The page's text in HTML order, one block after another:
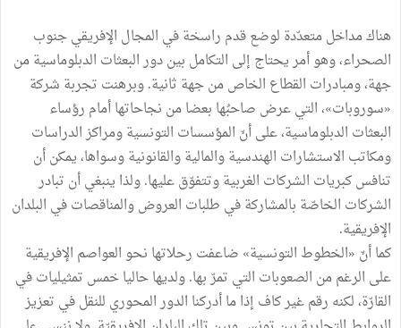
هناك مداخل متعدّدة لوضع قدم راسخة في المجال الإفريقي جنوب
الصحراء، وهو أمر يحتاج إلى التكامل بين دور البعثات الدبلوماسية من
جهة، ومبادرات القطاع الخاص من جهة ثانية. وبرهنت تجربة شركة
«سوروبات»، التي عرض صاحبُها بعضا من نجاحاتها أمام رؤساء
البعثات الدبلوماسية، على أنّ المؤسسات التونسية ومراكز الدراسات
ومكاتب الاستشارات الهندسية والمالية والقانونية وسواها، يمكن أن
تنافس كبريات الشركات الغربية وتتفوّق عليها. ولذا ينبغي أن تبادر
الشركات الخاصّة بالمشاركة في طلبات العروض والمناقصات في البلدان
الإفريقية.
كما أنّ «الخطوط التونسية» ضاعفت رحلاتها نحو العواصم الإفريقية
على الرغم من الصعوبات التي تمرّ بها. ولديها حاليا خمس تمثيليات في
القارّة، لكنه رقم غير كاف إذا ما أدركنا الدور المحوري للنقل في تعزيز